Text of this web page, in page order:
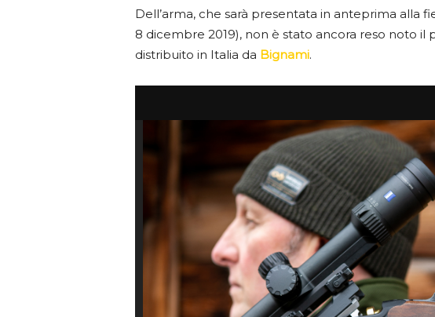
Dell’arma, che sarà presentata in anteprima alla
8 dicembre 2019), non è stato ancora reso noto il
distribuito in Italia da Bignami.